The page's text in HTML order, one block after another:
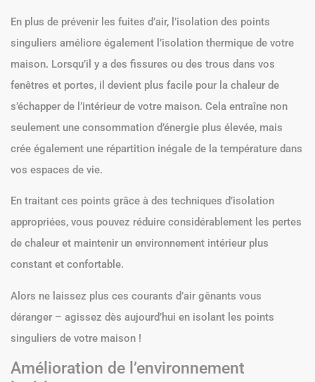
En plus de prévenir les fuites d’air, l’isolation des points
singuliers améliore également l’isolation thermique de votre
maison. Lorsqu’il y a des fissures ou des trous dans vos
fenêtres et portes, il devient plus facile pour la chaleur de
s’échapper de l’intérieur de votre maison. Cela entraîne non
seulement une consommation d’énergie plus élevée, mais
crée également une répartition inégale de la température dans
vos espaces de vie.
En traitant ces points grâce à des techniques d’isolation
appropriées, vous pouvez réduire considérablement les pertes
de chaleur et maintenir un environnement intérieur plus
constant et confortable.
Alors ne laissez plus ces courants d’air gênants vous
déranger – agissez dès aujourd’hui en isolant les points
singuliers de votre maison !
Amélioration de l’environnement